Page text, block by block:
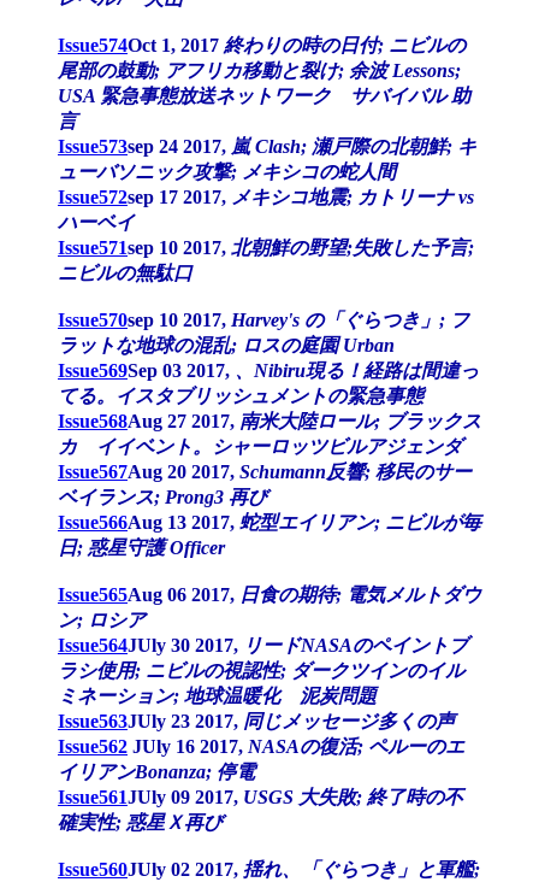
Issue574Oct 1, 2017 終わりの時の日付; ニビルの
尾部の鼓動; アフリカ移動と裂け; 余波 Lessons;
USA 緊急事態放送ネットワーク サバイバル 助
言
Issue573sep 24 2017, 嵐 Clash; 瀬戸際の北朝鮮; キ
ューバソニック攻撃; メキシコの蛇人間
Issue572sep 17 2017, メキシコ地震; カトリーナ vs
ハーベイ
Issue571sep 10 2017, 北朝鮮の野望;失敗した予言;
ニビルの無駄口
Issue570sep 10 2017, Harvey's の「ぐらつき」; フ
ラットな地球の混乱; ロスの庭園 Urban
Issue569Sep 03 2017, 、Nibiru現る！経路は間違っ
てる。イスタブリッシュメントの緊急事態
Issue568Aug 27 2017, 南米大陸ロール; ブラックス
カ イイベント。シャーロッツビルアジェンダ
Issue567Aug 20 2017, Schumann反響; 移民のサー
ベイランス; Prong3 再び
Issue566Aug 13 2017, 蛇型エイリアン; ニビルが毎
日; 惑星守護 Officer
Issue565Aug 06 2017, 日食の期待; 電気メルトダウ
ン; ロシア
Issue564JUly 30 2017, リードNASAのペイントブ
ラシ使用; ニビルの視認性; ダークツインのイル
ミネーション; 地球温暖化 泥炭問題
Issue563JUly 23 2017, 同じメッセージ多くの声
Issue562 JUly 16 2017, NASAの復活; ペルーのエ
イリアンBonanza; 停電
Issue561JUly 09 2017, USGS 大失敗; 終了時の不
確実性; 惑星Ｘ再び
Issue560JUly 02 2017, 揺れ、「ぐらつき」と軍艦;